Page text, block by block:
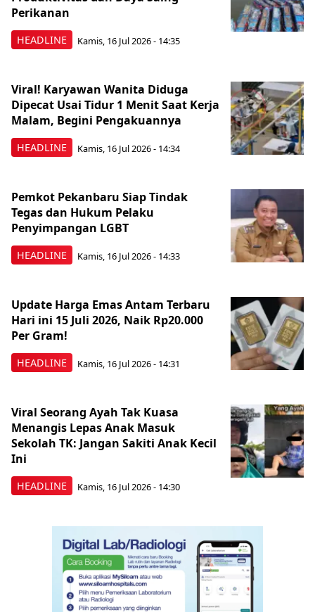
HEADLINE
Perikanan
Kamis, 16 Jul 2026 - 14:35
HEADLINE
Viral! Karyawan Wanita Diduga
Dipecat Usai Tidur 1 Menit Saat Kerja
Malam, Begini Pengakuannya
Kamis, 16 Jul 2026 - 14:34
HEADLINE
Pemkot Pekanbaru Siap Tindak
Tegas dan Hukum Pelaku
Penyimpangan LGBT
Kamis, 16 Jul 2026 - 14:33
HEADLINE
Update Harga Emas Antam Terbaru
Hari ini 15 Juli 2026, Naik Rp20.000
Per Gram!
Kamis, 16 Jul 2026 - 14:31
HEADLINE
Viral Seorang Ayah Tak Kuasa
Menangis Lepas Anak Masuk
Sekolah TK: Jangan Sakiti Anak Kecil
Ini
Kamis, 16 Jul 2026 - 14:30